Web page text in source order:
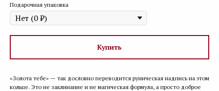
Подарочная упаковка
Купить
«Золота тебе» — так дословно переводится руническая надпись на этом
кольце. Это не заклинание и не магическая формула, а просто доброе